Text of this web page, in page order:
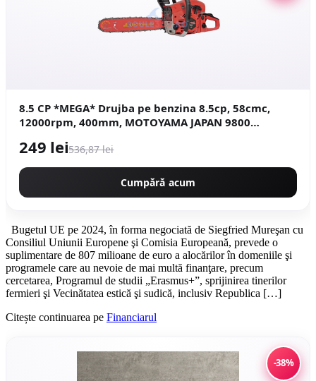
8.5 CP *MEGA* Drujba pe benzina 8.5cp, 58cmc,
12000rpm, 400mm, MOTOYAMA JAPAN 9800
249 lei536,87 lei
Cumpără acum
Bugetul UE pe 2024, în forma negociată de Siegfried Mureşan cu
Consiliul Uniunii Europene şi Comisia Europeană, prevede o
suplimentare de 807 milioane de euro a alocărilor în domeniile şi
programele care au nevoie de mai multă finanţare, precum
cercetarea, Programul de studii „Erasmus+”, sprijinirea tinerilor
fermieri şi Vecinătatea estică şi sudică, inclusiv Republica […]
Citește continuarea pe Financiarul
-38%